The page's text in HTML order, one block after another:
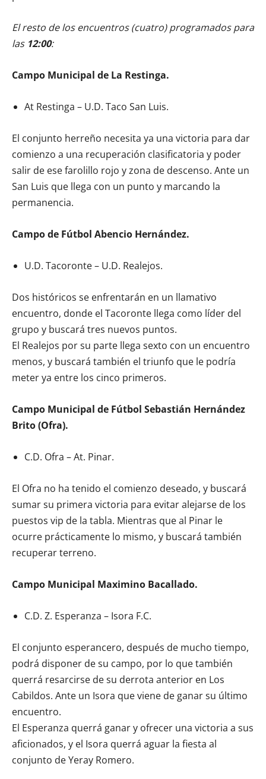
El resto de los encuentros (cuatro) programados para
las 12:00:
Campo Municipal de La Restinga.
At Restinga – U.D. Taco San Luis.
El conjunto herreño necesita ya una victoria para dar
comienzo a una recuperación clasificatoria y poder
salir de ese farolillo rojo y zona de descenso. Ante un
San Luis que llega con un punto y marcando la
permanencia.
Campo de Fútbol Abencio Hernández.
U.D. Tacoronte – U.D. Realejos.
Dos históricos se enfrentarán en un llamativo
encuentro, donde el Tacoronte llega como líder del
grupo y buscará tres nuevos puntos.
El Realejos por su parte llega sexto con un encuentro
menos, y buscará también el triunfo que le podría
meter ya entre los cinco primeros.
Campo Municipal de Fútbol Sebastián Hernández
Brito (Ofra).
C.D. Ofra – At. Pinar.
El Ofra no ha tenido el comienzo deseado, y buscará
sumar su primera victoria para evitar alejarse de los
puestos vip de la tabla. Mientras que al Pinar le
ocurre prácticamente lo mismo, y buscará también
recuperar terreno.
Campo Municipal Maximino Bacallado.
C.D. Z. Esperanza – Isora F.C.
El conjunto esperancero, después de mucho tiempo,
podrá disponer de su campo, por lo que también
querrá resarcirse de su derrota anterior en Los
Cabildos. Ante un Isora que viene de ganar su último
encuentro.
El Esperanza querrá ganar y ofrecer una victoria a sus
aficionados, y el Isora querrá aguar la fiesta al
conjunto de Yeray Romero.